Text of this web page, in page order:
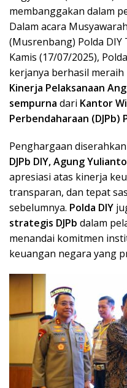
membanggakan dalam
Dalam acara
(Musrenbang) Polda DIY
Kamis (17/07/2025),
kerjanya berhasil
Kinerja Pelaksanaan
sempurna dari Kantor
Perbendaharaan (DJPb)
Penghargaan
DJPb DIY, Agung
apresiasi atas kinerja
transparan, dan tepat
sebelumnya. Polda DIY
strategis DJPb dalam
menandai komitmen
keuangan negara yang